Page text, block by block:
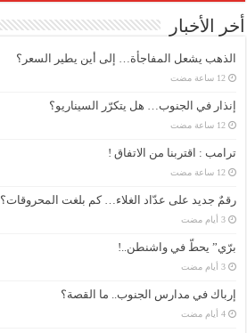
أخر الأخبار
الذهب يشعل المفاجأة… إلى أين يطير السعر؟
إنذار في الجنوب… هل يتكرّر السيناريو؟
ترامب : اقتربنا من الاتفاق !
رقمٌ جديد على عدّاد الغلاء… كم بلغت المحروقات؟
‏3 أيام مضت
برّي” يحطّ في واشنطن..!
‏3 أيام مضت
إرباك في مدارس الجنوب.. ما القصة؟
‏4 أيام مضت